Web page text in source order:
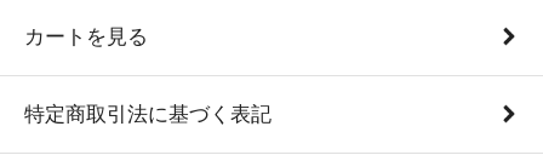
カートを見る
特定商取引法に基づく表記